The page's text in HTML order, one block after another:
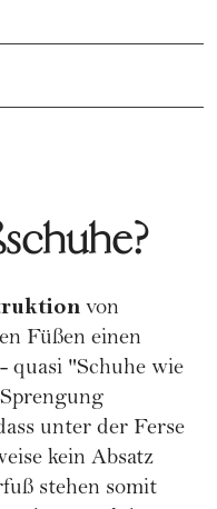
von
Füßen einen
quasi "Schuhe wie
unter der Ferse
kein Absatz
stehen somit